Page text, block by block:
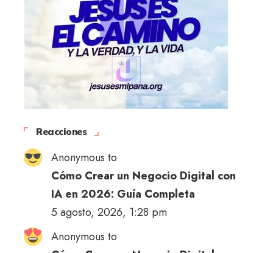
Reacciones
Anonymous to
Cómo Crear un Negocio Digital con
IA en 2026: Guía Completa
5 agosto, 2026, 1:28 pm
Anonymous to